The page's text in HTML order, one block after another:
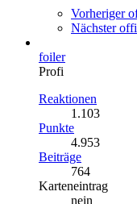
Vorheriger
Nächster
foiler
Profi
Reaktionen
1.103
Punkte
4.953
Beiträge
764
Karteneintrag
nein